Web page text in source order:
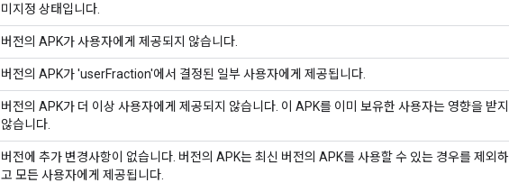
미지정 상태입니다.
버전의 APK가 사용자에게 제공되지 않습니다.
버전의 APK가 'userFraction'에서 결정된 일부 사용자에게 제공됩니다.
버전의 APK가 더 이상 사용자에게 제공되지 않습니다. 이 APK를 이미 보유한 사용자는 영향을 받지
않습니다.
버전에 추가 변경사항이 없습니다. 버전의 APK는 최신 버전의 APK를 사용할 수 있는 경우를 제외하
고 모든 사용자에게 제공됩니다.